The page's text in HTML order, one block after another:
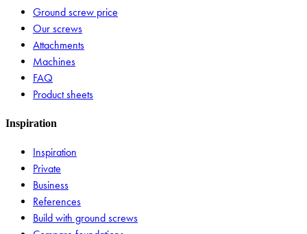
Ground screw price
Our screws
Attachments
Machines
FAQ
Product sheets
Inspiration
Inspiration
Private
Business
References
Build with ground screws